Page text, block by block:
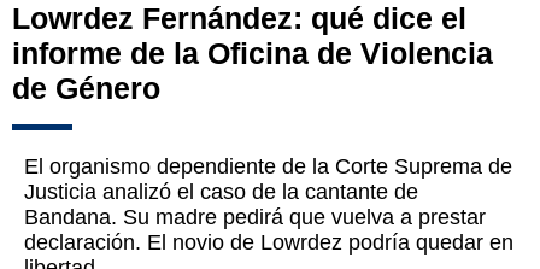
Lowrdez Fernández: qué dice el
informe de la Oficina de Violencia
de Género
El organismo dependiente de la Corte Suprema de
Justicia analizó el caso de la cantante de
Bandana. Su madre pedirá que vuelva a prestar
declaración. El novio de Lowrdez podría quedar en